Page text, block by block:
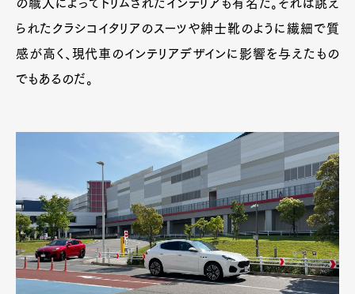
の職人によってトリムされたインテリアも有名だ。それは誂え
られたクラシコイタリアのスーツや紳士靴のように繊細で質
感が高く、現代車のインテリアデザインに影響を与えたもの
でもあるのだ。